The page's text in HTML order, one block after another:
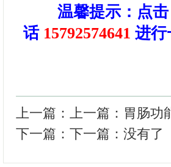
温馨提示 ：点击
话15792574641 进行
上一篇：上一篇： 胃肠功
下一篇：下一篇：没有了